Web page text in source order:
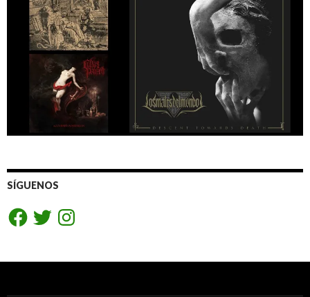
SÍGUENOS
FacebookTwitterInstagram